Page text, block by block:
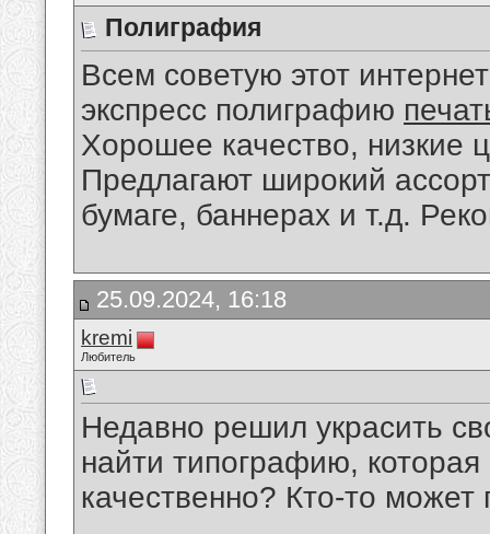
Полиграфия
Всем советую этот
экспресс полиграфию
Хорошее качество, низкие
Предлагают широкий
бумаге, баннерах и т.д.
25.09.2024, 16:18
kremi
Любитель
Недавно решил украсить
найти типографию,
качественно? Кто-то